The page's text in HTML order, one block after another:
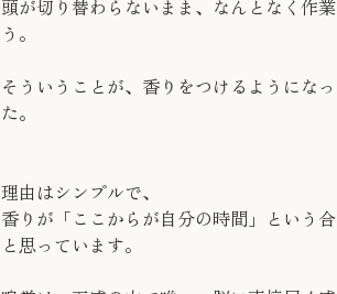
頭が切り替わらないまま、なんとなく作
う。
そういうことが、香りをつけるようにな
た。
理由はシンプルで、
香りが「ここからが自分の時間」という
と思っています。